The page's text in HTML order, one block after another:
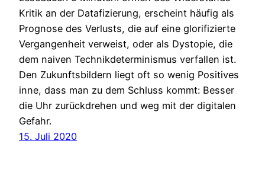
Kritik an der Datafizierung, erscheint häufig als
Prognose des Verlusts, die auf eine glorifizierte
Vergangenheit verweist, oder als Dystopie, die
dem naiven Technikdeterminismus verfallen ist.
Den Zukunftsbildern liegt oft so wenig Positives
inne, dass man zu dem Schluss kommt: Besser
die Uhr zurückdrehen und weg mit der digitalen
Gefahr.
15. Juli 2020